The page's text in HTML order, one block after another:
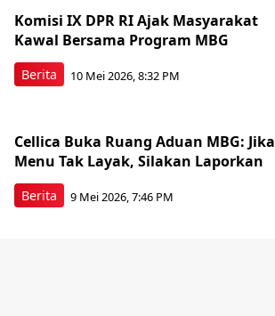
Berita
Komisi IX DPR RI Ajak Masyarakat
Kawal Bersama Program MBG
10 Mei 2026, 8:32 PM
Berita
Cellica Buka Ruang Aduan MBG: Jika
Menu Tak Layak, Silakan Laporkan
9 Mei 2026, 7:46 PM